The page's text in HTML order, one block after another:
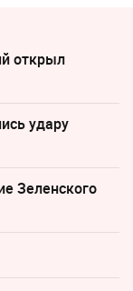
открыл
удару
Зеленского